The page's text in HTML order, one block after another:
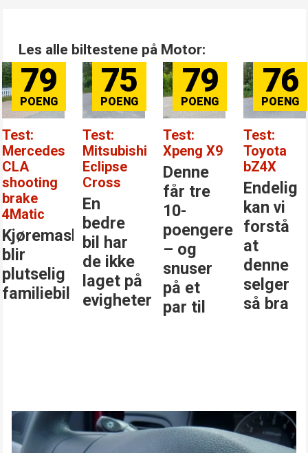
Les alle biltestene på Motor:
79
Test:
Mercedes
CLA
shooting
brake
4Matic
Kjøremaskinen
blir
plutselig
familiebil
75
Test:
Mitsubishi
Eclipse
Cross
En
bedre
bil har
de ikke
laget på
evigheter
79
Test:
Xpeng X9
Denne
får tre
10-
poengere
– og
snuser
på et
par til
76
Test:
Toyota
bZ4X
Endelig
kan vi
forstå
at
denne
selger
så bra